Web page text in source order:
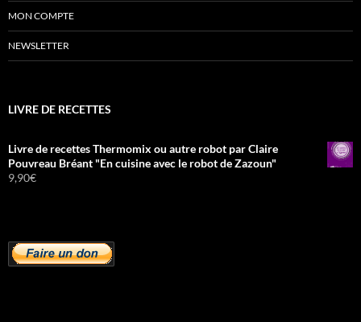
MON COMPTE
NEWSLETTER
LIVRE DE RECETTES
Livre de recettes Thermomix ou autre robot par Claire
Pouvreau Bréant "En cuisine avec le robot de Zazoun"
9,90€